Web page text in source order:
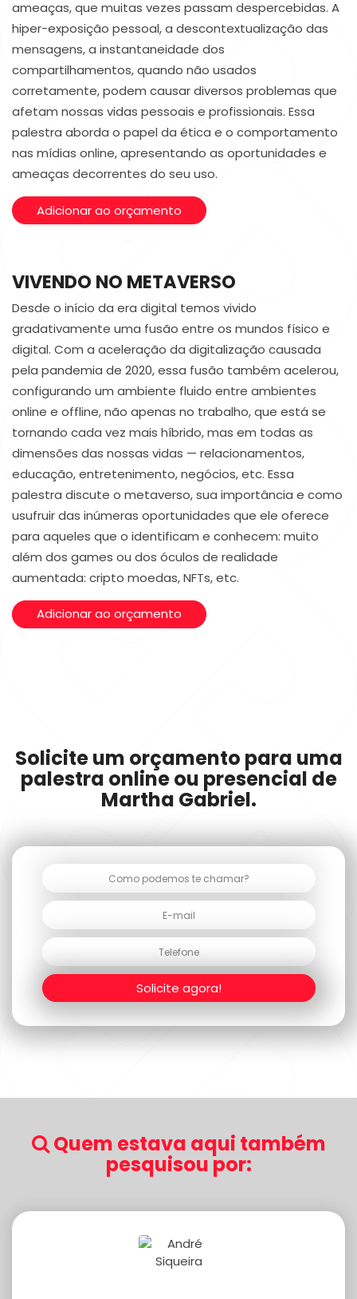
ameaças, que muitas vezes passam despercebidas. A
hiper-exposição pessoal, a descontextualização das
mensagens, a instantaneidade dos
compartilhamentos, quando não usados
corretamente, podem causar diversos problemas que
afetam nossas vidas pessoais e profissionais. Essa
palestra aborda o papel da ética e o comportamento
nas mídias online, apresentando as oportunidades e
ameaças decorrentes do seu uso.
Adicionar ao orçamento
VIVENDO NO METAVERSO
Desde o início da era digital temos vivido
gradativamente uma fusão entre os mundos físico e
digital. Com a aceleração da digitalização causada
pela pandemia de 2020, essa fusão também acelerou,
configurando um ambiente fluido entre ambientes
online e offline, não apenas no trabalho, que está se
tornando cada vez mais híbrido, mas em todas as
dimensões das nossas vidas — relacionamentos,
educação, entretenimento, negócios, etc. Essa
palestra discute o metaverso, sua importância e como
usufruir das inúmeras oportunidades que ele oferece
para aqueles que o identificam e conhecem: muito
além dos games ou dos óculos de realidade
aumentada: cripto moedas, NFTs, etc.
Adicionar ao orçamento
Solicite um orçamento para uma
palestra online ou presencial de
Martha Gabriel.
Solicite agora!
Quem estava aqui também
pesquisou por: